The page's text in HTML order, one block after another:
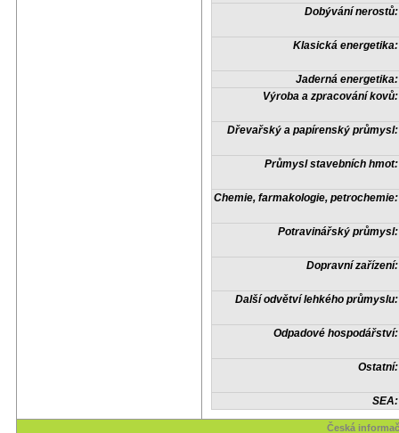
Dobývání nerostů:
Klasická energetika:
Jaderná energetika:
Výroba a zpracování kovů:
Dřevařský a papírenský průmysl:
Průmysl stavebních hmot:
Chemie, farmakologie, petrochemie:
Potravinářský průmysl:
Dopravní zařízení:
Další odvětví lehkého průmyslu:
Odpadové hospodářství:
Ostatní:
SEA:
Česká